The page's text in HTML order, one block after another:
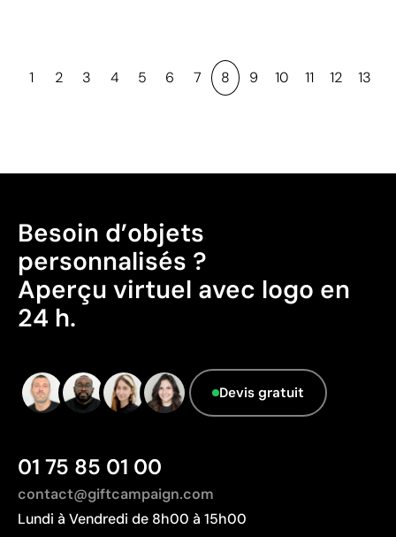
1 2 3 4 5 6 7 8 9 10 11 12 13
Besoin d’objets
personnalisés ?
Aperçu virtuel avec logo en
24 h.
Devis gratuit
01 75 85 01 00
contact@giftcampaign.com
Lundi à Vendredi de 8h00 à 15h00